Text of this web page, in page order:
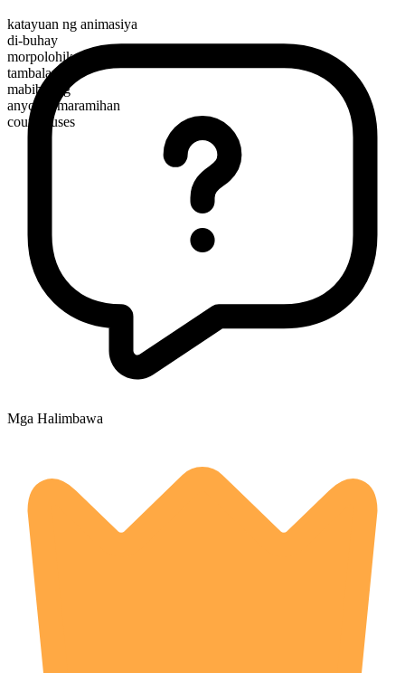
katayuan ng animasiya
di-buhay
morpolohikal na kayarian
tambalan
mabibilang
anyo ng maramihan
courthouses
Mga Halimbawa